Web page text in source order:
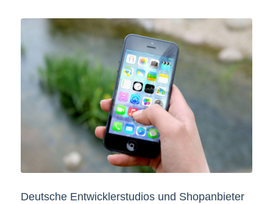
Deutsche Entwicklerstudios und Shopanbieter